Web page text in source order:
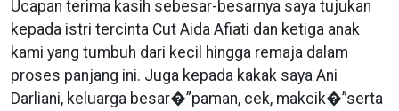
Ucapan terima kasih sebesar-besarnya saya tujukan
kepada istri tercinta Cut Aida Afiati dan ketiga anak
kami yang tumbuh dari kecil hingga remaja dalam
proses panjang ini. Juga kepada kakak saya Ani
Darliani, keluarga besar�”paman, cek, makcik�”serta